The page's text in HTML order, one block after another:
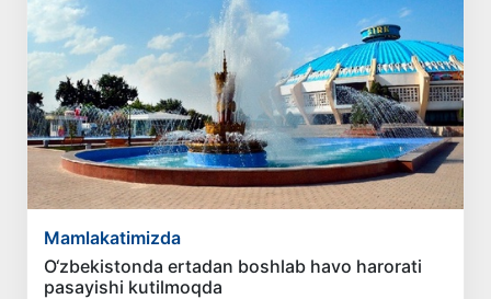
Mamlakatimizda
O‘zbekistonda ertadan boshlab havo harorati
pasayishi kutilmoqda